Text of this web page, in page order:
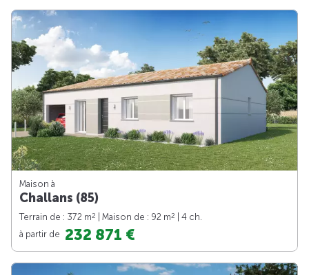
Maison à
Challans (85)
Terrain de : 372 m2 | Maison de : 92 m2
| 4 ch.
à partir de 232 871 €